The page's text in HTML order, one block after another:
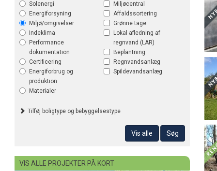
Miljøcentral
Affaldssortering
Grønne tage
Lokal afledning af
regnvand (LAR)
Beplantning
Regnvandsanlæg
Spildevandsanlæg
Solenergi
Energiforsyning
Miljø/omgivelser
Indeklima
Performance
dokumentation
Certificering
Energiforbrug og
produktion
Materialer
Tilføj boligtype og bebyggelsestype
Vis alle Søg
VIS ALLE PROJEKTER PÅ KORT